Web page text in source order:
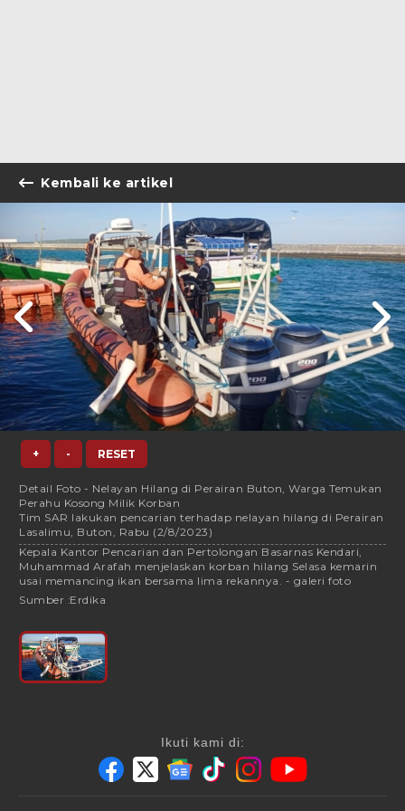
Kembali ke artikel
+ - RESET
Detail Foto - Nelayan Hilang di Perairan Buton, Warga Temukan
Perahu Kosong Milik Korban
Tim SAR lakukan pencarian terhadap nelayan hilang di Perairan
Lasalimu, Buton, Rabu (2/8/2023)
Kepala Kantor Pencarian dan Pertolongan Basarnas Kendari,
Muhammad Arafah menjelaskan korban hilang Selasa kemarin
usai memancing ikan bersama lima rekannya. - galeri foto
Sumber :Erdika
Ikuti kami di: